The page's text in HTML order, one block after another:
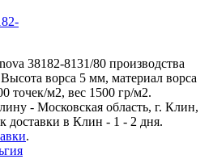
38182-8131/80 производства
ворса 5 мм, материал ворса
точек/м2, вес 1500 гр/м2.
- Московская область, г. Клин,
доставки в Клин - 1 - 2 дня.
.